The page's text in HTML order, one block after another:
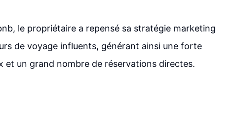
le propriétaire a repensé sa stratégie marketing
de voyage influents, générant ainsi une forte
et un grand nombre de réservations directes.